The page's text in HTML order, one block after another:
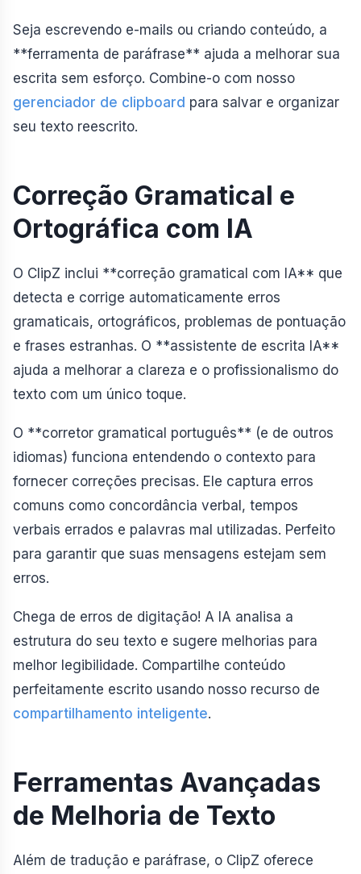
Seja escrevendo e-mails ou criando conteúdo, a
**ferramenta de paráfrase** ajuda a melhorar sua
escrita sem esforço. Combine-o com nosso
gerenciador de clipboard para salvar e organizar
seu texto reescrito.
Correção Gramatical e
Ortográfica com IA
O ClipZ inclui **correção gramatical com IA** que
detecta e corrige automaticamente erros
gramaticais, ortográficos, problemas de pontuação
e frases estranhas. O **assistente de escrita IA**
ajuda a melhorar a clareza e o profissionalismo do
texto com um único toque.
O **corretor gramatical português** (e de outros
idiomas) funciona entendendo o contexto para
fornecer correções precisas. Ele captura erros
comuns como concordância verbal, tempos
verbais errados e palavras mal utilizadas. Perfeito
para garantir que suas mensagens estejam sem
erros.
Chega de erros de digitação! A IA analisa a
estrutura do seu texto e sugere melhorias para
melhor legibilidade. Compartilhe conteúdo
perfeitamente escrito usando nosso recurso de
compartilhamento inteligente.
Ferramentas Avançadas
de Melhoria de Texto
Além de tradução e paráfrase, o ClipZ oferece